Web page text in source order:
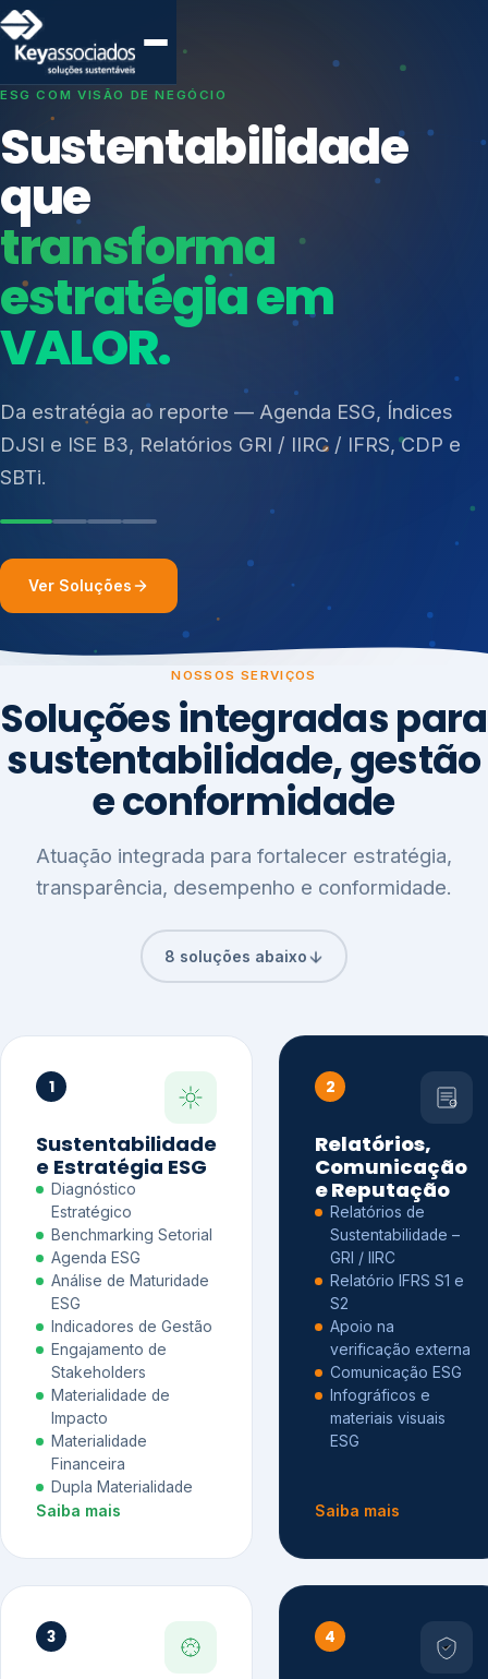
SISTEMAS DE GESTÃO OTIMIZADOS E INTEGRADOS
Conformidade que
protege seu
negócio.
Consultoria, auditoria e treinamentos em ISO 27001,
ISO 27701, ISO 42001, ISO 37001, ISO 9001, ISO
resíduos sólidos (PGRS/PMGRS).
Índices de Mercado
Mudanças Climáticas
Reputação e Cadeia
Reporte Regulatório
Ver Soluções
NOSSOS SERVIÇOS
Soluções integradas para
sustentabilidade, gestão
e conformidade
Atuação integrada para fortalecer estratégia,
transparência, desempenho e conformidade.
8 soluções abaixo
1
Sustentabilidade
e Estratégia ESG
Diagnóstico
Estratégico
Benchmarking Setorial
Agenda ESG
Análise de Maturidade
ESG
Indicadores de Gestão
Engajamento de
Stakeholders
Materialidade de
Impacto
Materialidade
Financeira
Dupla Materialidade
Saiba mais
2
Relatórios,
Comunicação
e Reputação
Relatórios de
Sustentabilidade –
GRI / IIRC
Relatório IFRS S1 e
S2
Apoio na
verificação externa
Comunicação ESG
Infográficos e
materiais visuais
ESG
Saiba mais
3 4